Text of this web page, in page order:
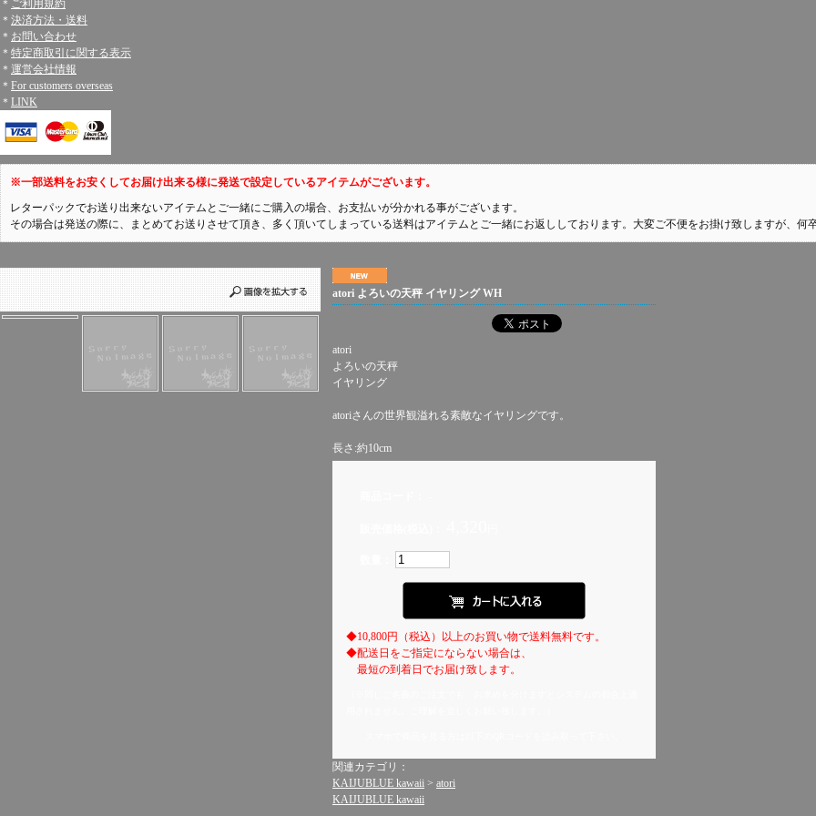
＊ ご利用規約
＊ 決済方法・送料
＊ お問い合わせ
＊ 特定商取引に関する表示
＊ 運営会社情報
＊ For customers overseas
＊ LINK
※一部送料をお安くしてお届け出来る様に発送で設定しているアイテムがございます。
レターパックでお送り出来ないアイテムとご一緒にご購入の場合、お支払いが分かれる事がございます。
その場合は発送の際に、まとめてお送りさせて頂き、多く頂いてしまっている送料はアイテムとご一緒にお返ししております。大変ご不便をお掛け致しますが、何
atori よろいの天秤 イヤリング WH
atori
よろいの天秤
イヤリング
atoriさんの世界観溢れる素敵なイヤリングです。
長さ:約10cm
◆10,800円（税込）以上のお買い物で送料無料です。
◆配送日をご指定にならない場合は、
最短の到着日でお届け致します。
関連カテゴリ：
KAIJUBLUE kawaii > atori
KAIJUBLUE kawaii